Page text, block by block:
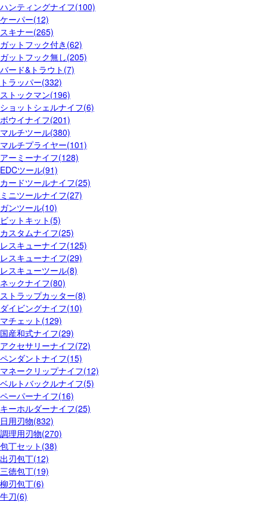
ハンティングナイフ(100)
ケーパー(12)
スキナー(265)
ガットフック付き(62)
ガットフック無し(205)
バード&トラウト(7)
トラッパー(332)
ストックマン(196)
ショットシェルナイフ(6)
ボウイナイフ(201)
マルチツール(380)
マルチプライヤー(101)
アーミーナイフ(128)
EDCツール(91)
カードツールナイフ(25)
ミニツールナイフ(27)
ガンツール(10)
ビットキット(5)
カスタムナイフ(25)
レスキューナイフ(125)
レスキューナイフ(29)
レスキューツール(8)
ネックナイフ(80)
ストラップカッター(8)
ダイビングナイフ(10)
マチェット(129)
国産和式ナイフ(29)
アクセサリーナイフ(72)
ペンダントナイフ(15)
マネークリップナイフ(12)
ベルトバックルナイフ(5)
ペーパーナイフ(16)
キーホルダーナイフ(25)
日用刃物(832)
調理用刃物(270)
包丁セット(38)
出刃包丁(12)
三徳包丁(19)
柳刃包丁(6)
牛刀(6)